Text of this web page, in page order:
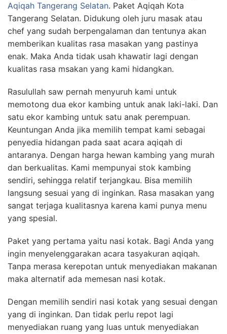
Aqiqah Tangerang Selatan. Paket Aqiqah Kota
Tangerang Selatan. Didukung oleh juru masak atau
chef yang sudah berpengalaman dan tentunya akan
memberikan kualitas rasa masakan yang pastinya
enak. Maka Anda tidak usah khawatir lagi dengan
kualitas rasa msakan yang kami hidangkan.
Rasulullah saw pernah menyuruh kami untuk
memotong dua ekor kambing untuk anak laki-laki. Dan
satu ekor kambing untuk satu anak perempuan.
Keuntungan Anda jika memilih tempat kami sebagai
penyedia hidangan pada saat acara aqiqah di
antaranya. Dengan harga hewan kambing yang murah
dan berkualitas. Kami mempunyai stok kambing
sendiri, sehingga relatif terjangkau. Bisa memilih
langsung sesuai yang di inginkan. Rasa masakan yang
sangat terjaga kualitasnya karena kami punya menu
yang spesial.
Paket yang pertama yaitu nasi kotak. Bagi Anda yang
ingin menyelenggarakan acara tasyakuran aqiqah.
Tanpa merasa kerepotan untuk menyediakan makanan
maka alternatif ada memesan nasi kotak.
Dengan memilih sendiri nasi kotak yang sesuai dengan
yang di inginkan. Dan tidak perlu repot lagi
menyediakan ruang yang luas untuk menyediakan